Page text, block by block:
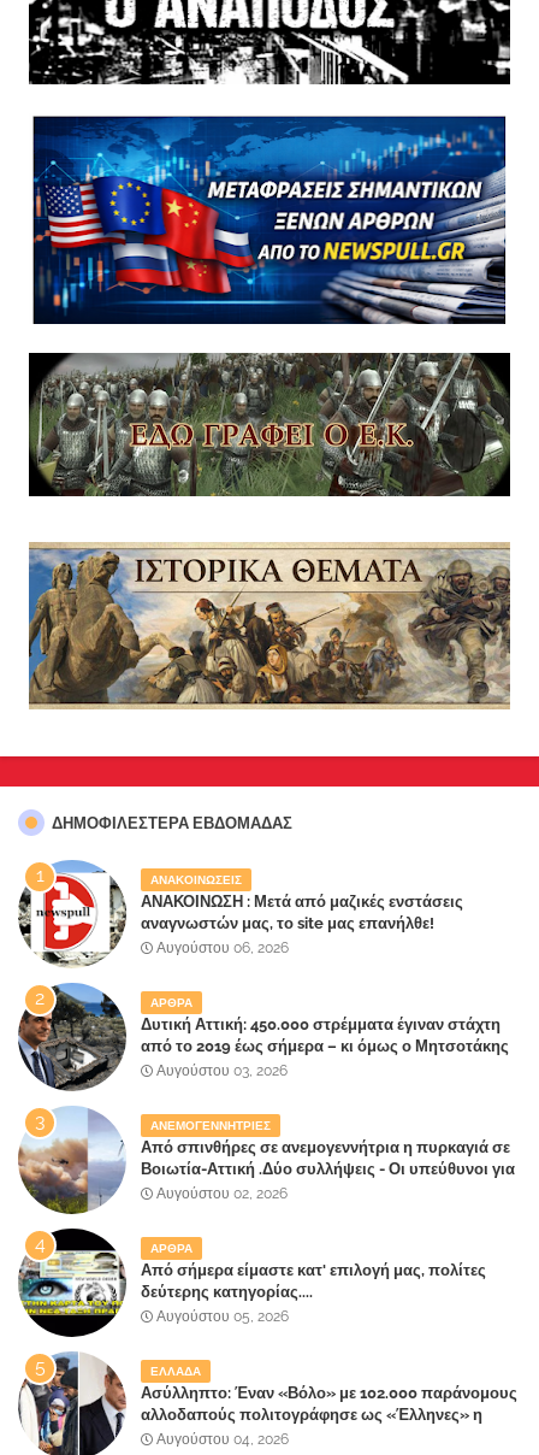
ΔΗΜΟΦΙΛΈΣΤΕΡΑ ΕΒΔΟΜΆΔΑΣ
ΑΝΑΚΟΙΝΩΣΕΙΣ
ΑΝΑΚΟΙΝΩΣΗ : Μετά από μαζικές ενστάσεις
αναγνωστών μας, το site μας επανήλθε!
Αυγούστου 06, 2026
ΑΡΘΡΑ
Δυτική Αττική: 450.000 στρέμματα έγιναν στάχτη
από το 2019 έως σήμερα – κι όμως ο Μητσοτάκης
έλαβε 40% και 45% στις εκλογές του 2023,ενώ 50%
Αυγούστου 03, 2026
ΑΝΕΜΟΓΕΝΝΗΤΡΙΕΣ
Από σπινθήρες σε ανεμογεννήτρια η πυρκαγιά σε
Βοιωτία-Αττική .Δύο συλλήψεις - Οι υπεύθυνοι για
την λάθος διαχείριση της κατάσβεσης θα
Αυγούστου 02, 2026
ΑΡΘΡΑ
Από σήμερα είμαστε κατ' επιλογή μας, πολίτες
δεύτερης κατηγορίας....
Αυγούστου 05, 2026
ΕΛΛΑΔΑ
Ασύλληπτο: Έναν «Βόλο» με 102.000 παράνομους
αλλοδαπούς πολιτογράφησε ως «Έλληνες» η
κυβέρνηση!
Αυγούστου 04, 2026